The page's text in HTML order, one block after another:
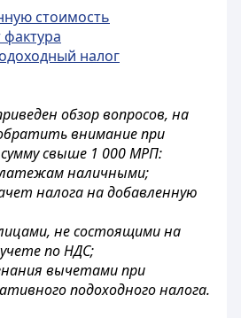
стоимость
налог
обзор вопросов, на
внимание при
свыше 1 000 МРП:
наличными;
налога на добавленную
не состоящими на
по НДС;
вычетами при
подоходного налога.